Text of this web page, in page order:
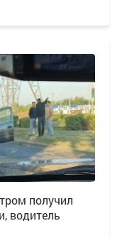
получил
водитель